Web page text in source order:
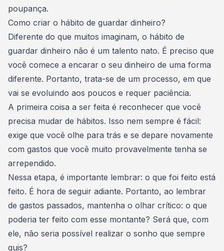
poupança.
Como criar o hábito de guardar dinheiro?
Diferente do que muitos imaginam, o hábito de
guardar dinheiro não é um talento nato. É preciso que
você comece a encarar o seu dinheiro de uma forma
diferente. Portanto, trata-se de um processo, em que
vai se evoluindo aos poucos e requer paciência.
A primeira coisa a ser feita é reconhecer que você
precisa mudar de hábitos. Isso nem sempre é fácil:
exige que você olhe para trás e se depare novamente
com gastos que você muito provavelmente tenha se
arrependido.
Nessa etapa, é importante lembrar: o que foi feito está
feito. É hora de seguir adiante. Portanto, ao lembrar
de gastos passados, mantenha o olhar crítico: o que
poderia ter feito com esse montante? Será que, com
ele, não seria possível realizar o sonho que sempre
quis?